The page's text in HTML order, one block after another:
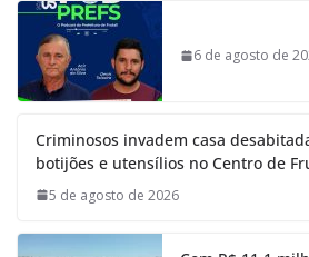
6 de agosto de
Criminosos invadem casa
botijões e utensílios no Centro de
5 de agosto de 2026